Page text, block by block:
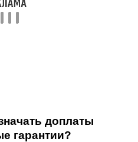
доплаты
гарантии?